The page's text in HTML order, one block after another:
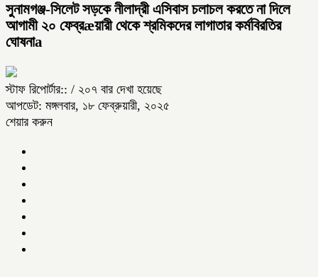
সুনামগঞ্জ-সিলেট সড়কে নীলাদ্রী এসিবাস চলাচল করতে না দিলে
আগামী ২০ ফেব্রæয়ারী থেকে শ্রমিকদের লাগাতার কর্মবিরতির
ঘোষনাa
স্টাফ রিপোর্টার:: / ২০৭ বার দেখা হয়েছে
আপডেট: মঙ্গলবার, ১৮ ফেব্রুয়ারী, ২০২৫
শেয়ার করুন